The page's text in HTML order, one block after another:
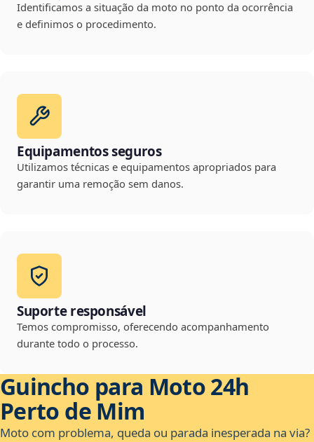
Identificamos a situação da moto no ponto da ocorrência
e definimos o procedimento.
Equipamentos seguros
Utilizamos técnicas e equipamentos apropriados para
garantir uma remoção sem danos.
Suporte responsável
Temos compromisso, oferecendo acompanhamento
durante todo o processo.
Guincho para Moto 24h
Perto de Mim
Moto com problema, queda ou parada inesperada na via?